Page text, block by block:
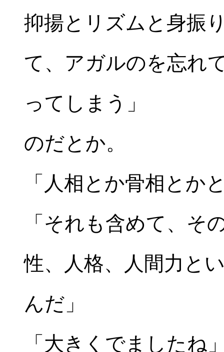
抑揚とリズムと身振
て、アガルのを忘れ
ってしまう」
のだとか。
「人相とか骨相とか
「それも含めて、そ
性、人格、人間力と
んだ」
「大きくでましたね